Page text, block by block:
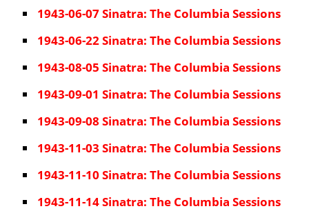
1943-06-07 Sinatra: The Columbia Sessions
1943-06-22 Sinatra: The Columbia Sessions
1943-08-05 Sinatra: The Columbia Sessions
1943-09-01 Sinatra: The Columbia Sessions
1943-09-08 Sinatra: The Columbia Sessions
1943-11-03 Sinatra: The Columbia Sessions
1943-11-10 Sinatra: The Columbia Sessions
1943-11-14 Sinatra: The Columbia Sessions